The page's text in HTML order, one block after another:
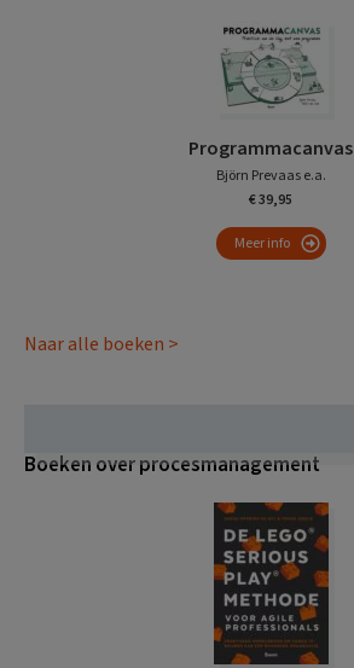
Programmacanvas
Björn Prevaas e.a.
€ 39,95
Meer info
Naar alle boeken >
Boeken over procesmanagement